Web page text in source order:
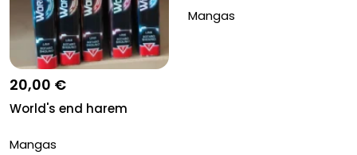
20,00 €
World's end harem
Mangas
Mangas